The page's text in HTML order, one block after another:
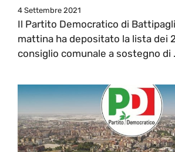
4 Settembre 2021
Il Partito Democratico di
mattina ha depositato la lista dei
consiglio comunale a sostegno di